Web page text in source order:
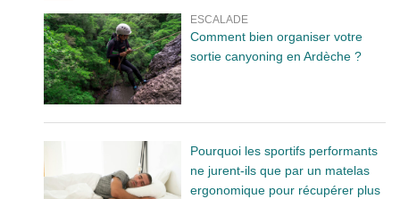
ESCALADE
Comment bien organiser votre
sortie canyoning en Ardèche ?
Pourquoi les sportifs performants
ne jurent-ils que par un matelas
ergonomique pour récupérer plus